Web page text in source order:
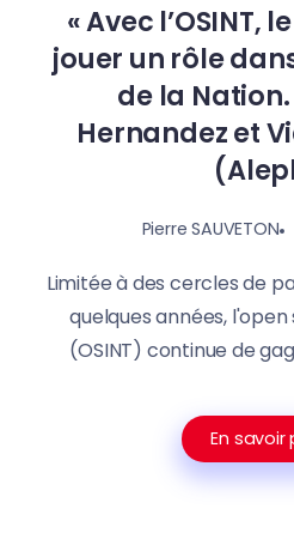
« Avec l’OSINT,
jouer un rôle
de la
Hernandez et
Pierre SAUVETON
Limitée à des cercles de
quelques années,
(OSINT) continue de
En savoir